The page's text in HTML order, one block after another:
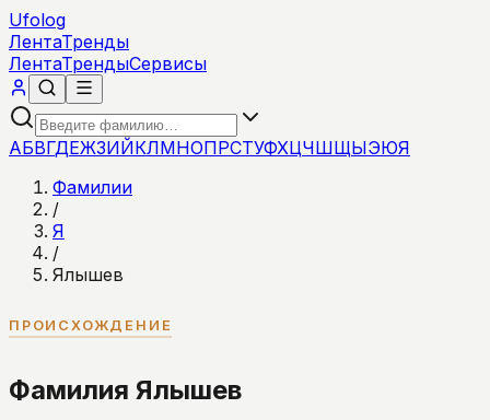
Ufolog
ЛентаТренды
ЛентаТрендыСервисы
АБВГДЕЖЗИЙКЛМНОПРСТУФХЦЧШЩЫЭЮЯ
Фамилии
/
Я
/
Ялышев
ПРОИСХОЖДЕНИЕ
Фамилия Ялышев